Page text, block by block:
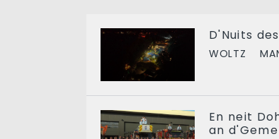
D'Nuits
WOLTZ
En neit
an